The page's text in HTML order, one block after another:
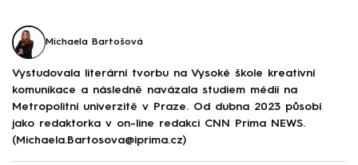
Michaela Bartošová
Vystudovala literární tvorbu na Vysoké škole kreativní
komunikace a následně navázala studiem médií na
Metropolitní univerzitě v Praze. Od dubna 2023 působí
jako redaktorka v on-line redakci CNN Prima NEWS.
(Michaela.Bartosova@iprima.cz)